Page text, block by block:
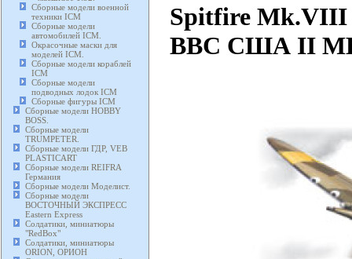
Сборные модели военной
техники ICM
Сборные модели
автомобилей ICM.
Окрасочные маски для
моделей ICM.
Сборные модели кораблей
ICM
Сборные модели
подводных лодок ICM
Сборные фигуры ICM
Сборные модели HOBBY
BOSS.
Сборные модели
TRUMPETER.
Сборные модели ГДР, VEB
PLASTICART
Сборные модели REIFRA
Германия
Сборные модели Моделист.
Сборные модели
ВОСТОЧНЫЙ ЭКСПРЕСС
Eastern Express
Солдатики, миниатюры
"RedBox"
Солдатики, миниатюры
ORION, ОРИОН
Spitfire Mk.VIII
ВВС США II